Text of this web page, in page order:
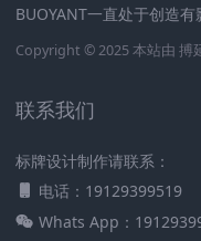
BUOYANT一直处于创造有
Copyright © 2025 本站由 搏
联系我们
标牌设计制作请联系：
电话：19129399519
Whats App：